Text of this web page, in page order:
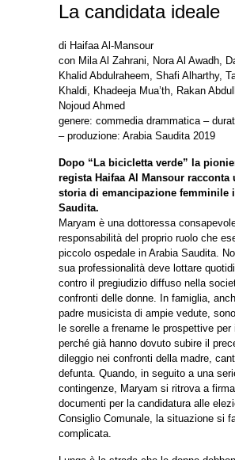
La candidata ideale
di Haifaa Al-Mansour
con Mila Al Zahrani, Nora Al Awadh,
Khalid Abdulraheem, Shafi Alharthy,
Khaldi, Khadeeja Mua’th, Rakan
Nojoud Ahmed
genere: commedia drammatica –
– produzione: Arabia Saudita 2019
Dopo “La bicicletta verde” la
regista Haifaa Al Mansour racconta
storia di emancipazione femminile
Saudita.
Maryam è una dottoressa
responsabilità del proprio ruolo che
piccolo ospedale in Arabia Saudita.
sua professionalità deve lottare
contro il pregiudizio diffuso nella
confronti delle donne. In famiglia,
padre musicista di ampie vedute,
le sorelle a frenarne le prospettive per
perché già hanno dovuto subire il
dileggio nei confronti della madre,
defunta. Quando, in seguito a una
contingenze, Maryam si ritrova a
documenti per la candidatura alle
Consiglio Comunale, la situazione si
complicata.